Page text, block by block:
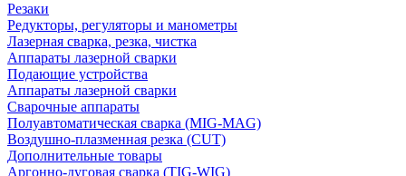
Резаки
Редукторы, регуляторы и манометры
Лазерная сварка, резка, чистка
Аппараты лазерной сварки
Подающие устройства
Аппараты лазерной сварки
Сварочные аппараты
Полуавтоматическая сварка (MIG-MAG)
Воздушно-плазменная резка (CUT)
Дополнительные товары
Аргонно-дуговая сварка (TIG-WIG)